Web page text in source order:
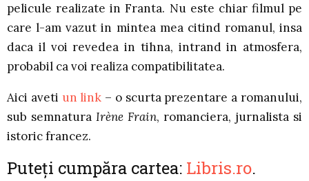
pelicule realizate in Franta. Nu este chiar filmul pe
care l-am vazut in mintea mea citind romanul, insa
daca il voi revedea in tihna, intrand in atmosfera,
probabil ca voi realiza compatibilitatea.
Aici aveti un link – o scurta prezentare a romanului,
sub semnatura Irène Frain, romanciera, jurnalista si
istoric francez.
Puteți cumpăra cartea: Libris.ro.